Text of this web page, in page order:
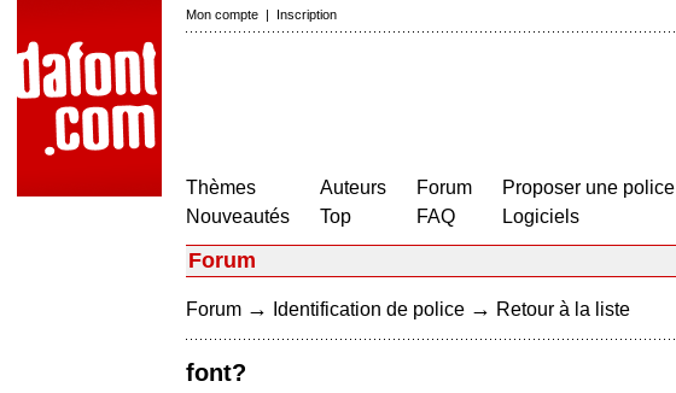
Mon compte | Inscription
Thèmes
Nouveautés
Auteurs
Top
Forum
FAQ
Proposer une police
Logiciels
Forum
Forum → Identification de police → Retour à la liste
font?